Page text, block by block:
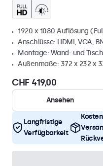
1920 x 1080 Auflösung
Anschlüsse: HDMI, VGA,
Montage: Wand- und
Außenmaße: 372 x 232 x
CHF 419,00
Ansehen
Langfristige
Verfügbarkeit